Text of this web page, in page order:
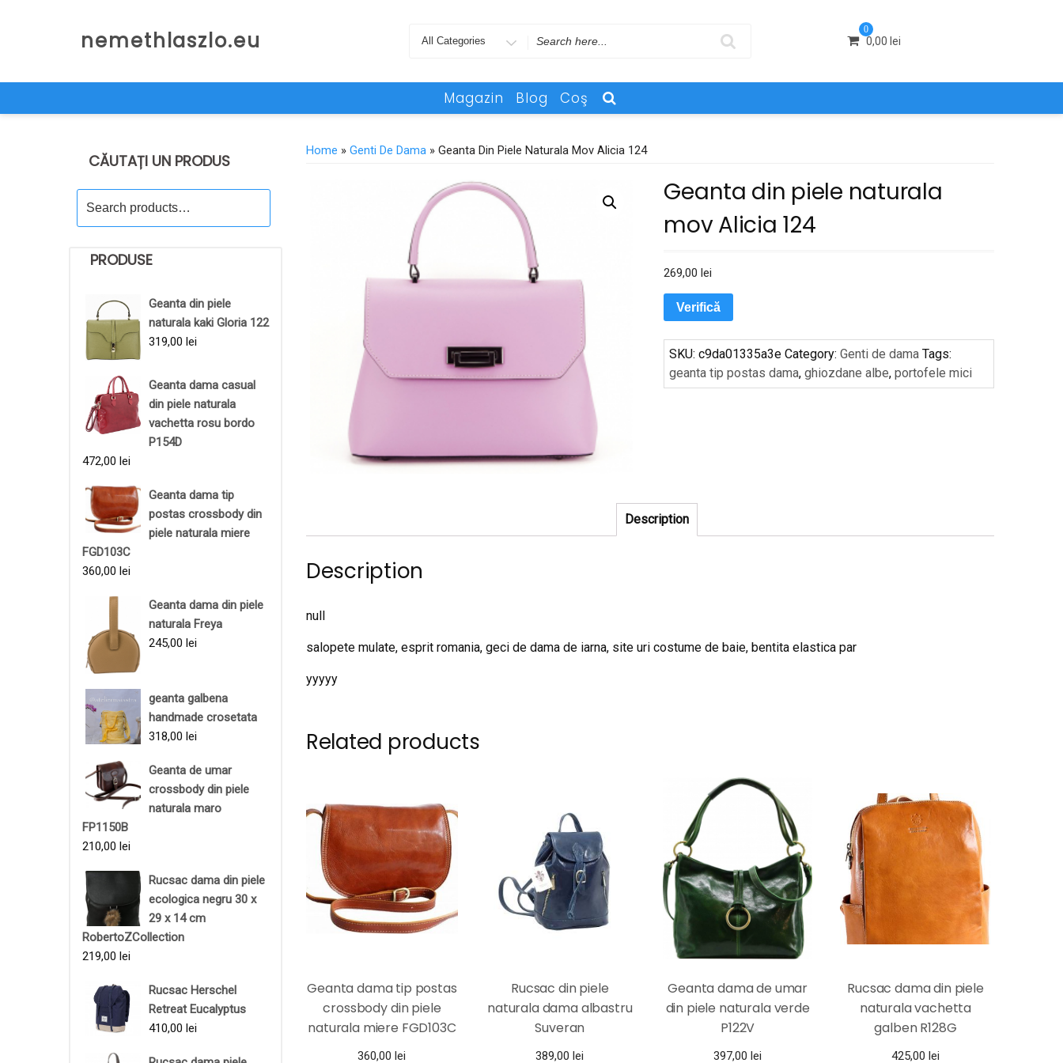
nemethlaszlo.eu
Search
0
0,00 lei
Magazin Blog Coş
CĂUTAȚI UN PRODUS
for:
PRODUSE
Geanta din piele
naturala kaki Gloria 122
319,00 lei
Geanta dama casual
din piele naturala
vachetta rosu bordo
P154D
472,00 lei
Geanta dama tip
postas crossbody din
piele naturala miere
FGD103C
360,00 lei
Geanta dama din piele
naturala Freya
245,00 lei
geanta galbena
handmade crosetata
318,00 lei
Geanta de umar
crossbody din piele
naturala maro
FP1150B
210,00 lei
Rucsac dama din piele
ecologica negru 30 x
29 x 14 cm
RobertoZCollection
219,00 lei
Rucsac Herschel
Retreat Eucalyptus
410,00 lei
Home » Genti De Dama » Geanta Din Piele Naturala Mov Alicia 124
Geanta din piele naturala
mov Alicia 124
269,00lei
Verifică
SKU:c9da01335a3e Category:Genti de dama Tags:
geanta tip postas dama,ghiozdane albe,portofele mici
Description
Description
null
salopete mulate, esprit romania, geci de dama de iarna, site uri costume de baie, bentita elastica par
yyyyy
Related products
Geanta dama tip postas
crossbody din piele
naturala miere FGD103C
360,00 lei
Rucsac din piele
naturala dama albastru
Suveran
389,00 lei
Geanta dama de umar
din piele naturala verde
P122V
397,00 lei
Rucsac dama din piele
naturala vachetta
galben R128G
425,00 lei